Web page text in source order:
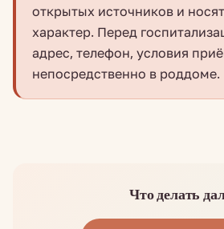
открытых источников и
характер. Перед
адрес, телефон, условия
непосредственно в роддоме.
Что делать